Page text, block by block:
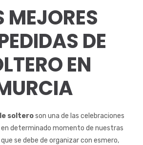
MEJORES
DE
EN
solteroson una de las celebraciones
determinado momento de nuestras
se debe de organizar con esmero,